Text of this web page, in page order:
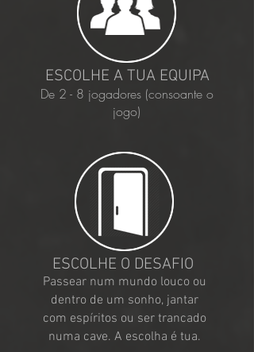
ESCOLHE A TUA EQUIPA
De 2 - 8 jogadores (consoante o
jogo)
ESCOLHE O DESAFIO
Passear num mundo louco ou
dentro de um sonho, jantar
com espíritos ou ser trancado
numa cave. A escolha é tua.